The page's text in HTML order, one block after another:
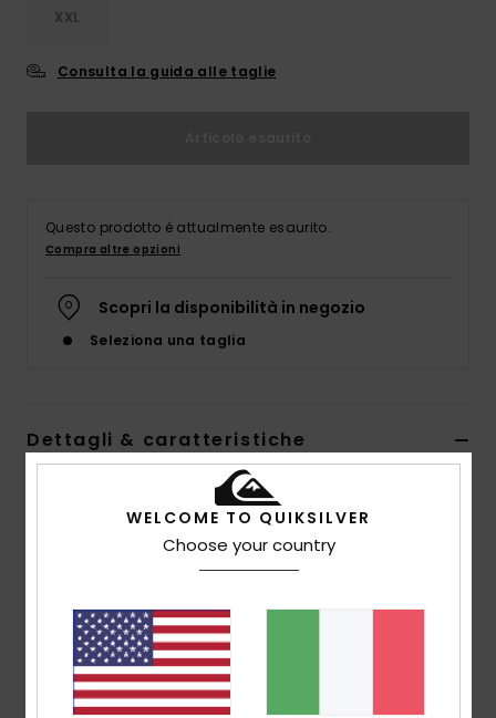
XXL
Consulta la guida alle taglie
Questo prodotto è attualmente esaurito.
Compra altre opzioni
Scopri la disponibilità in negozio
Seleziona una taglia
Dettagli & caratteristiche
Soprabito in felpa Rosso Uomo
EQYFT04806 Codice colore rrr6
Tessuto ecosostenibile:
g/m2]
Vestibilità:vestibilità trucker
Collo:colletto
WELCOME TO QUIKSILVER
Choose your country